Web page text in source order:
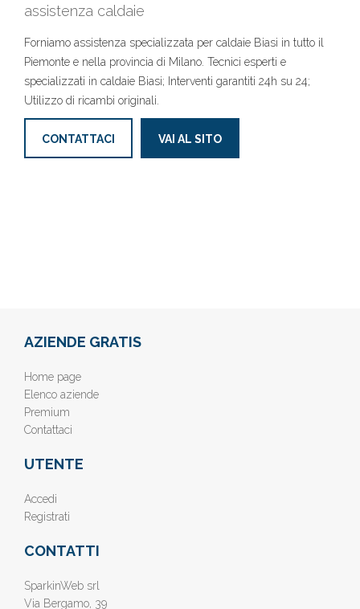
assistenza caldaie
Forniamo assistenza specializzata per caldaie Biasi in tutto il
Piemonte e nella provincia di Milano. Tecnici esperti e
specializzati in caldaie Biasi; Interventi garantiti 24h su 24;
Utilizzo di ricambi originali.
CONTATTACI VAI AL SITO
AZIENDE GRATIS
Home page
Elenco aziende
Premium
Contattaci
UTENTE
Accedi
Registrati
CONTATTI
SparkinWeb srl
Via Bergamo, 39